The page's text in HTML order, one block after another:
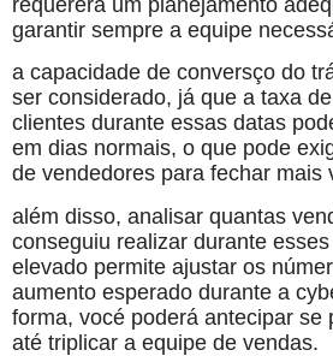
garantir sempre a equipe
a capacidade de conversço do
ser considerado, já que a taxa
clientes durante essas datas
em dias normais, o que pode
de vendedores para fechar mais
além disso, analisar quantas
conseguiu realizar durante
elevado permite ajustar os
aumento esperado durante a
forma, vocé poderá antecipar se
até triplicar a equipe de vendas.